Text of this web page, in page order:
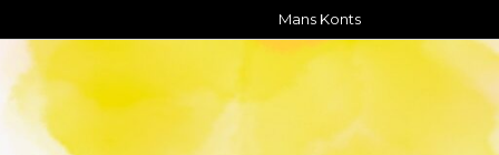
Mans Konts